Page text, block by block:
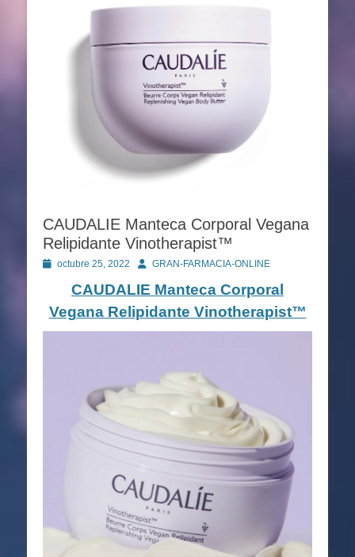
CAUDALIE Manteca Corporal Vegana
Relipidante Vinotherapist™
Publicado
octubre 25, 2022 AutorGRAN-FARMACIA-ONLINE
CAUDALIE Manteca Corporal
Vegana Relipidante Vinotherapist™